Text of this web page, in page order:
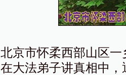
北京市怀柔西部山区
在大法弟子讲真相中